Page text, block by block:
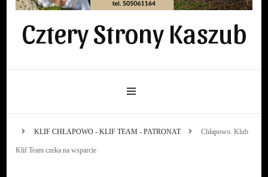
Cztery Strony Kaszub
KLIF CHŁAPOWO - KLIF TEAM - PATRONAT Chłapowo. Klub
Klif Team czeka na wsparcie